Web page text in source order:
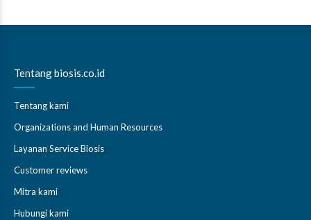
Tentang biosis.co.id
Tentang kami
Organizations and Human Resources
Layanan Service Biosis
Customer reviews
Mitra kami
Hubungi kami